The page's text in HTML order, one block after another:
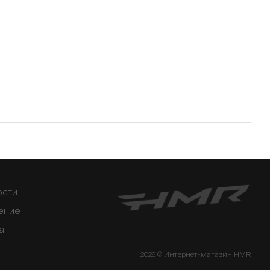
2026 © Интернет-магазин HMR